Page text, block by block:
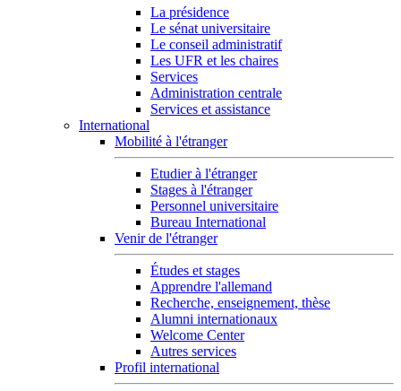
La présidence
Le sénat universitaire
Le conseil administratif
Les UFR et les chaires
Services
Administration centrale
Services et assistance
International
Mobilité à l'étranger
Etudier à l'étranger
Stages à l'étranger
Personnel universitaire
Bureau International
Venir de l'étranger
Études et stages
Apprendre l'allemand
Recherche, enseignement, thèse
Alumni internationaux
Welcome Center
Autres services
Profil international